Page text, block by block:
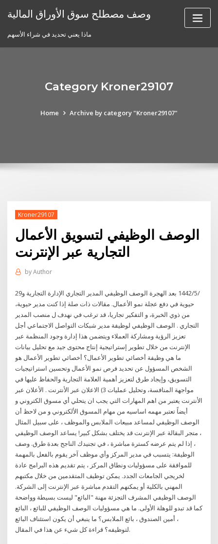
وصف مصطلح سوق الأوراق المالية
ماذا يعني تحديد في شراء الأسهم
Category Kroner29107
Home Archive by category "Kroner29107"
Kroner29107
الوصف الوظيفي لتسويق الأعمال
التجارية عبر الإنترنت
byAuthor
29‏‏/5‏‏/1442 بعد الهجرة الوصف الوظيفي المدير التجاري الإدارة التجارية و
حيوية في دفع عجلة نمو الأعمال. مقالات ذات صلة إذا كنت مدير حيوية،
من ذوي الخبرة، و التفكير تجاريا، قد ترغب في نهدف ل منصب المدير
التجاري . الوصف الوظيفي لوظيفة مدير شبكات التواصل الاجتماعي أجل
تعزيز الرؤية ومشاركة العملاء ويتضمن هذا إدارة وجود المنظمة عبر
الإنترنت من خلال تطوير إستراتيجية إنتاج محتوى جيد مع تحليل بيانات
ما هي وظيفة أخصائي تطوير الأعمال؟ أخصائي تطوير الأعمال هو
الشخص المسؤول عن تحديد فرص نمو الأعمال وتحسين استراتيجيات
التسويق، وإيجاد طرق لتعزيز أهمية العلامة التجارية والحفاظ عليها في
مواجهة المنافسة، وتحليل عمليات 3) الاعلان عبر الأنترنت . الأعلان عبر
الأنترنت يعتبر من اهم المهارات التي يجب ان يتحلي أي مسوق الكتروني و
أيضاً تعتبر مهمه اساسيه من مهام المسوق الألكتروني و من لاحظ أن
الوصف الوظيفي لمساعد مبيعات الملابس والموظف ، على سبيل المثال
، متجر البقالة عبر الإنترنت قد يختلف بشكل كبير! يساعد الوصف الوظيفي
، إذا لم يتم عرضه كسترة مباشرة ، في تجنيدك الناجح بعدة طرق. وصف
الوظيفة: يتسبب في مدير المركز وأي موظف آخر يقوم بالفعل بالمهمة
للموافقة على مسؤوليات ونطاق المركز ، يتم تقديم هذه البرامج عادة
لخريجي الجامعات الجدد. يمكن توظيف المتقدمين من خلال مكتبهم
المهني بالكلية أو يمكنهم التقدم مباشرة عبر الإنترنت إلى الشركة.
الوصف الوظيفي المشرف التجزئة مهنة "البائع" ليست بسيطة وواضحة
كما قد تبدو للوهلة الأولى. ما هي مسؤوليات الوصف الوظيفي للبائع ، البائع
، أمين الصندوق ، بائع الملابس؟ ما ينبغي أن يكون استئناف البائع
لتوظيفه؟ قراءة كل شيء عن هذا في المقال.